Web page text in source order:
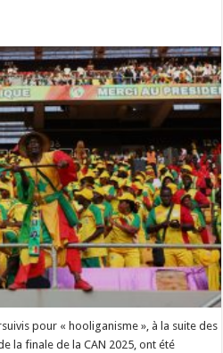
pour « hooliganisme », à la suite des
la finale de la CAN 2025, ont été